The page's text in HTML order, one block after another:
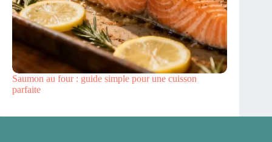
Saumon au four : guide simple pour une cuisson
parfaite